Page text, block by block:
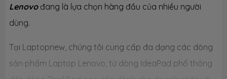
Lenovođang là lựa chọn hàng đầu của nhiều người
dùng.
Tại Laptopnew, chúng tôi cung cấp đa dạng các dòng
sản phẩm Laptop Lenovo, từ dòng IdeaPad phổ thông